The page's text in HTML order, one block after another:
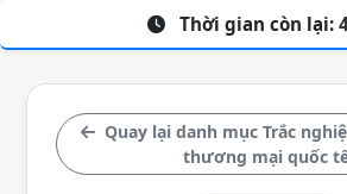
Quay lại danh mục Trắc
thương mại quốc
Thời gian còn lại: